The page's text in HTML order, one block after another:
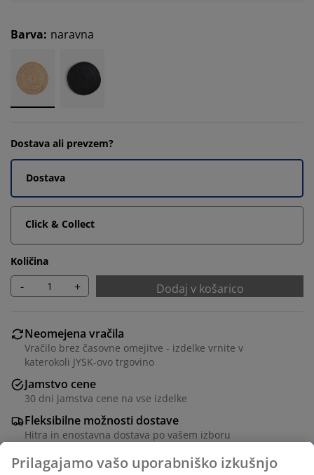
Barva: naravna
Dostava ali prevzem?
Dostava
Click & Collect
Količina
- + Dodaj v košarico
Neomejena vračila
Vračilo brez časovne omejitve - izdelke vrnite v
katerokoli JYSK-ovo trgovino
Jamstvo cene
30 dni jamstva cene na vse izdelke
Fleksibilne možnosti dostave
Hitra in enostavna dostava po vašem izboru